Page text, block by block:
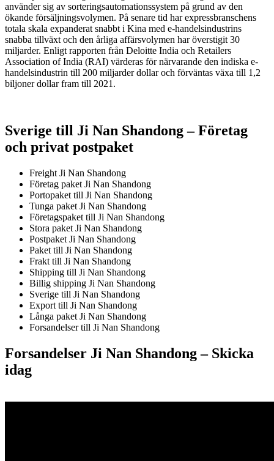
använder sig av sorteringsautomationssystem på grund av den
ökande försäljningsvolymen. På senare tid har expressbranschens
totala skala expanderat snabbt i Kina med e-handelsindustrins
snabba tillväxt och den årliga affärsvolymen har överstigit 30
miljarder. Enligt rapporten från Deloitte India och Retailers
Association of India (RAI) värderas för närvarande den indiska e-
handelsindustrin till 200 miljarder dollar och förväntas växa till 1,2
biljoner dollar fram till 2021.
Sverige till Ji Nan Shandong – Företag
och privat postpaket
Freight Ji Nan Shandong
Företag paket Ji Nan Shandong
Portopaket till Ji Nan Shandong
Tunga paket Ji Nan Shandong
Företagspaket till Ji Nan Shandong
Stora paket Ji Nan Shandong
Postpaket Ji Nan Shandong
Paket till Ji Nan Shandong
Frakt till Ji Nan Shandong
Shipping till Ji Nan Shandong
Billig shipping Ji Nan Shandong
Sverige till Ji Nan Shandong
Export till Ji Nan Shandong
Långa paket Ji Nan Shandong
Forsandelser till Ji Nan Shandong
Forsandelser Ji Nan Shandong – Skicka
idag